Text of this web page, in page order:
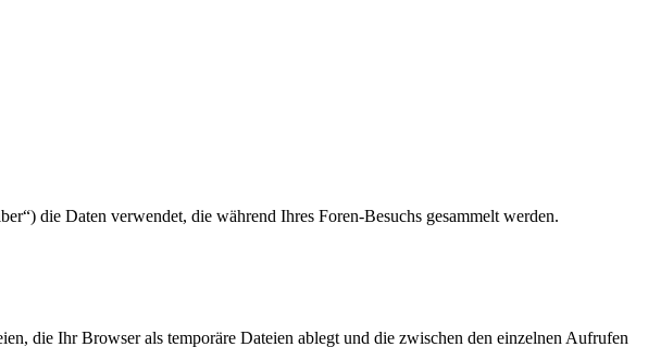
die Daten verwendet, die während Ihres Foren-Besuchs gesammelt werden.
die Ihr Browser als temporäre Dateien ablegt und die zwischen den einzelnen Aufrufen